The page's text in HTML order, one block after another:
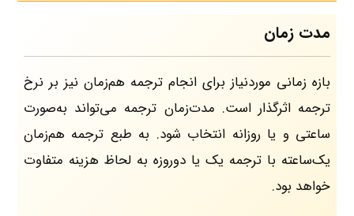
مدت زمان
بازه زمانی موردنیاز برای انجام ترجمه هم‌زمان نیز بر نرخ
ترجمه اثرگذار است. مدت‌زمان ترجمه می‌تواند به‌صورت
ساعتی و یا روزانه انتخاب شود. به طبع ترجمه هم‌زمان
یک‌ساعته با ترجمه یک یا دوروزه به لحاظ هزینه متفاوت
خواهد بود.